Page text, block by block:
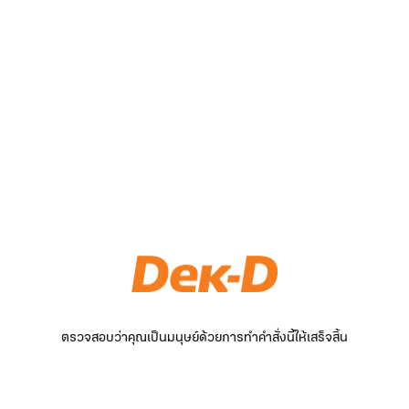
ตรวจสอบว่าคุณเป็นมนุษย์ด้วยการทำคำสั่งนี้ให้เสร็จสิ้น